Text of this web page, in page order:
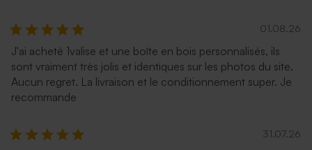
01.08.26
J'ai acheté 1valise et une boîte en bois personnalisés, ils
sont vraiment très jolis et identiques sur les photos du site.
Aucun regret. La livraison et le conditionnement super. Je
recommande
31.07.26